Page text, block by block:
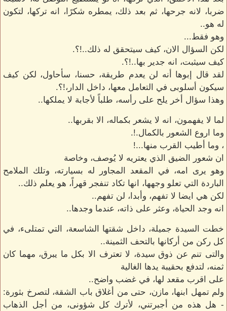
ضربا، لانه جرحها، ثم بعد ذلك، يمطره شكرًا، انه تركها، لتكون
له هو..
وهو فقط...
لكن السؤال الان، كيف سيتحقق له ذلك..!؟.
كيف سيثبت، انه جدير بها..!؟.
لقد قال إبوها أنه لن يعدم طريقة، حسنا، سأحاول، لكن كيف
سيكون أسلوبى في التعامل معها، داخل الدار،!؟.
وهذا سؤال أخر يلح على رأسه، طلباً لأجابة لا يملكها..
لما لا يفهمون، انه لا يشعر بكماله، الا بقربها..
وما اروع الشعور بالكمال.!.
، وما أطيب القرب منها...!
ان شعور الضيق الذي يعتريه لا يُوصف، وخاصة
وهو يرى امه، في المقعد المجاور له بسيارته، وتلك الملامح
الباردة التي تعلو وجهها، انها تكاد تنفجر قهراً، هو يعلم ذلك..
لكن هي ايضا لا تفهم، وأبدا، لن تفهم..
انه وجد الحياة، وعثر على ذاته، عندما وجدها..
خطت السيدة جميلة، داخل شقتها الشاسعة، التي تمتلىء، في
كل ركن من أركانها بالتحف الثمينة..
والتى تنم عن ذوق سيدة، لا تعترف الا بكل ما يبرق، مهما كان
ثمنه، لتدفع بحقيبة يدها الغالية
على اقرب مقعد لها، في غضب واضح..
ولم تمهل ابنها، مازن، حتى من أغلاق باب الشقة، لتصرخ بثورة:
- هل هذه من أجبرتني، لأترك كل شؤونى، من أجل الذهاب